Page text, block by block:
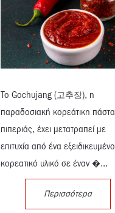
Το Gochujang (고추장), η
παραδοσιακή κορεάτικη πάστα
πιπεριάς, έχει μετατραπεί με
επιτυχία από ένα εξειδικευμένο
κορεατικό υλικό σε έναν �...
Περισσότερα